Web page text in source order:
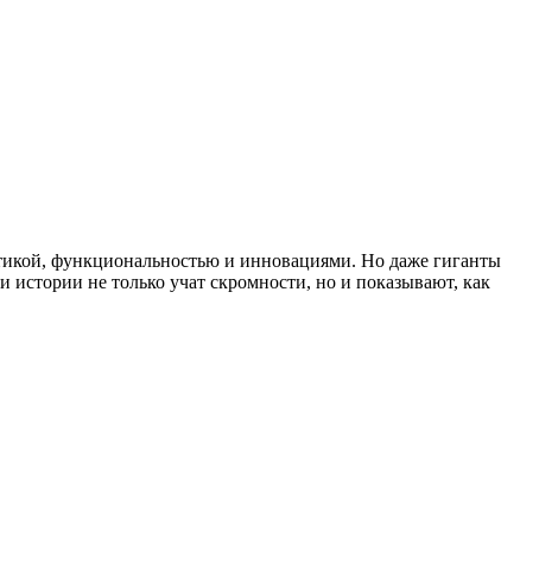
функциональностью и инновациями. Но даже гиганты
не только учат скромности, но и показывают, как